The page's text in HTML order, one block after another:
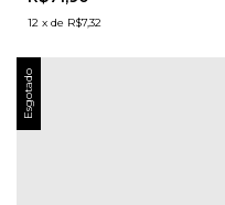
12 x de R$7,32
Esgotado